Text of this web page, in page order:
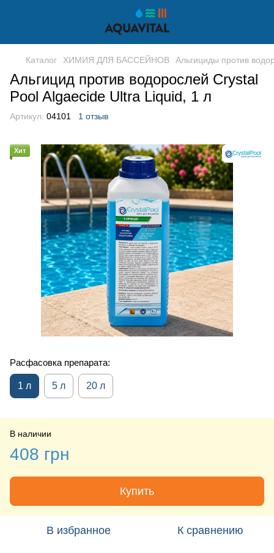
Каталог ХИМИЯ ДЛЯ БАССЕЙНОВ Альгициды против
Альгицид против водорослей Crystal
Pool Algaecide Ultra Liquid, 1 л
Артикул: 04101 1 отзыв
Хит
Расфасовка препарата:
1 л 5 л 20 л
В наличии
408 грн
Купить
В избранное К сравнению